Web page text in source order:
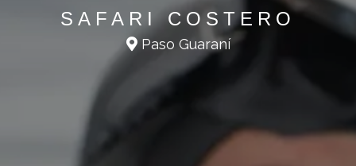
SAFARI COSTERO
Paso Guaraní